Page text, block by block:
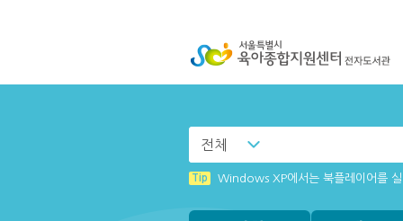
전체
Tip Windows XP에서는 북플레이어를